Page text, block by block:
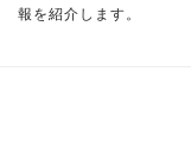
報を紹介します。